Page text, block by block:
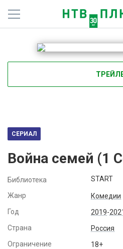
Телеканалы
Фильмы и сериалы
Спорт
Радио
Спутниковым абонентам
О сайте
СЕРИАЛ
Война семей (1
Библиотека START
Жанр
Комедии
Год
2019-
Страна
Россия
Ограничение
18+